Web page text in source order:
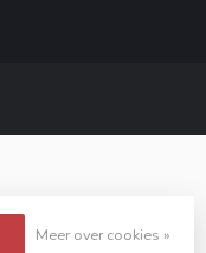
Meer over cookies »